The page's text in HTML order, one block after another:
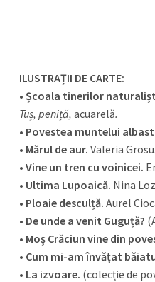
ILUSTRAȚII DE CARTE:
•Școala tinerilor
Tuș, peniță,acuarelă.
• Povestea muntelui
• Mărul de aur. Valeria
•Vine un tren cu voinicei.
• Ultima Lupoaică. Nina
• Ploaie desculță.Aurel
• De unde a venit Guguță?
• Moș Crăciun vine din
• Cum mi-am învățat
• La izvoare. (colecție de